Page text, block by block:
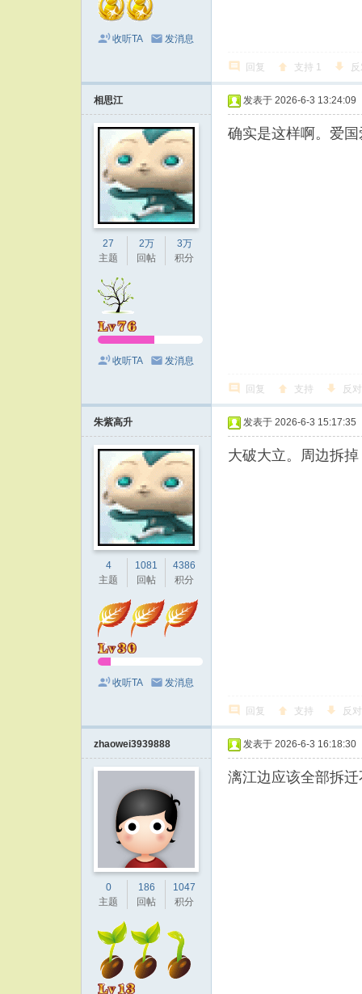
收听TA 发消息
回复 支持 1
相思江
27
主题
2万
回帖
3万
积分
收听TA 发消息
发表于 2026-6-3 13:24:09
确实是这样啊。爱
回复 支持 反对
朱紫高升
4
主题
1081
回帖
4386
积分
收听TA 发消息
发表于 2026-6-3 15:17:35
大破大立。周边拆
回复 支持 反对
zhaowei3939888
0
主题
186
回帖
1047
积分
发表于 2026-6-3 16:18:30
漓江边应该全部拆